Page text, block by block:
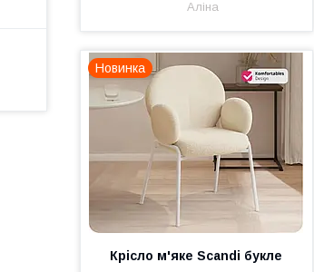
Аліна
Новинка
Крісло м'яке Scandi букле